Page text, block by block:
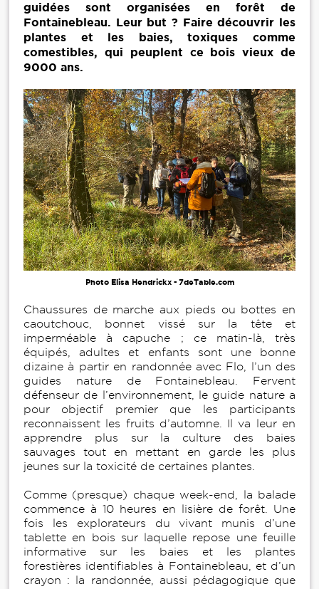
guidées sont organisées en forêt de
Fontainebleau. Leur but ? Faire découvrir les
plantes et les baies, toxiques comme
comestibles, qui peuplent ce bois vieux de
9000 ans.
Photo Elisa Hendrickx - 7deTable.com
Chaussures de marche aux pieds ou bottes en
caoutchouc, bonnet vissé sur la tête et
imperméable à capuche ; ce matin-là, très
équipés, adultes et enfants sont une bonne
dizaine à partir en randonnée avec Flo, l’un des
guides nature de Fontainebleau. Fervent
défenseur de l’environnement, le guide nature a
pour objectif premier que les participants
reconnaissent les fruits d’automne. Il va leur en
apprendre plus sur la culture des baies
sauvages tout en mettant en garde les plus
jeunes sur la toxicité de certaines plantes.
Comme (presque) chaque week-end, la balade
commence à 10 heures en lisière de forêt. Une
fois les explorateurs du vivant munis d’une
tablette en bois sur laquelle repose une feuille
informative sur les baies et les plantes
forestières identifiables à Fontainebleau, et d’un
crayon : la randonnée, aussi pédagogique que